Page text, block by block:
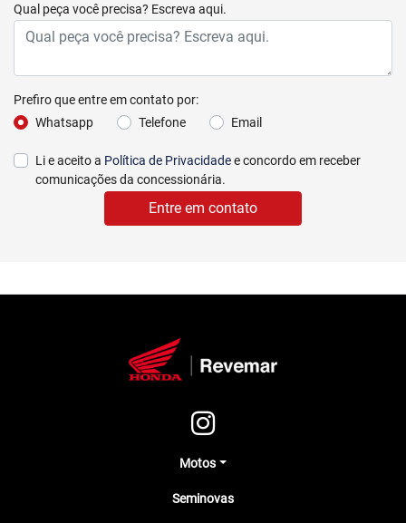
Qual peça você precisa? Escreva aqui.
Prefiro que entre em contato por:
Whatsapp
Telefone Email
Li e aceito a Política de Privacidadee concordo em receber
comunicações da concessionária.
Entre em contato
Motos
Seminovas